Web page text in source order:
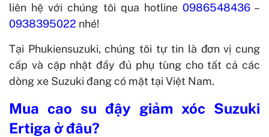
liên hệ với chúng tôi qua hotline 0986548436–
0938395022 nhé!
Tại Phukiensuzuki, chúng tôi tự tin là đơn vị cung
cấp và cập nhật đầy đủ phụ tùng cho tất cả các
dòng xe Suzuki đang có mặt tại Việt Nam.
Mua cao su đậy giảm xóc Suzuki
Ertiga ở đâu?